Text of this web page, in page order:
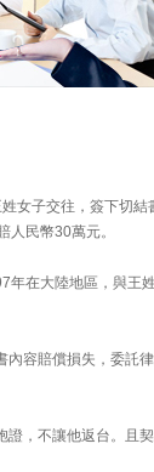
女子交往，簽下切
民幣30萬元。
在大陸地區，與王
容賠償損失，委託
，不讓他返台。且